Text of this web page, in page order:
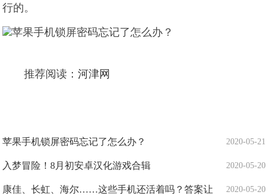
行的。
推荐阅读：河津网
2020-05-21
苹果手机锁屏密码忘记了怎么办？
2020-05-20
入梦冒险！8月初安卓汉化游戏合辑
2020-05-20
康佳、长虹、海尔……这些手机还活着吗？答案让